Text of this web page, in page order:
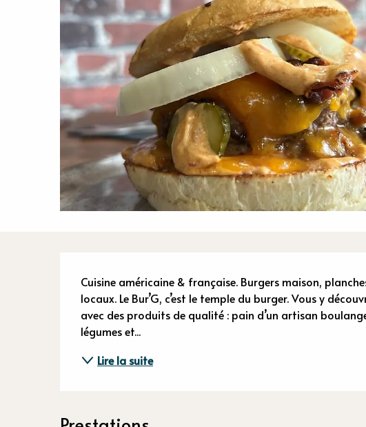
Description
Cuisine américaine & française. Burgers maison,
locaux. Le Bur’G, c’est le temple du burger. Vous y
avec des produits de qualité : pain d’un artisan
légumes et...
Lire la suite